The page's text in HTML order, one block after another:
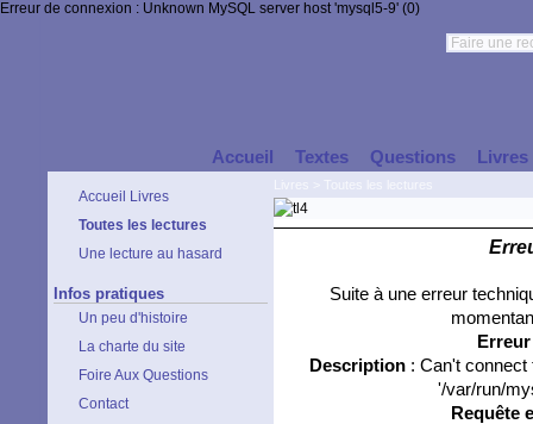
Erreur de connexion : Unknown MySQL server host 'mysql5-9' (0)
Accueil Textes Questions Livres
Accueil Livres
Toutes les lectures
Une lecture au hasard
Infos pratiques
Un peu d'histoire
La charte du site
Foire Aux Questions
Contact
Suite à une erreur
Description: Can't connect
'/var/run/
Requête